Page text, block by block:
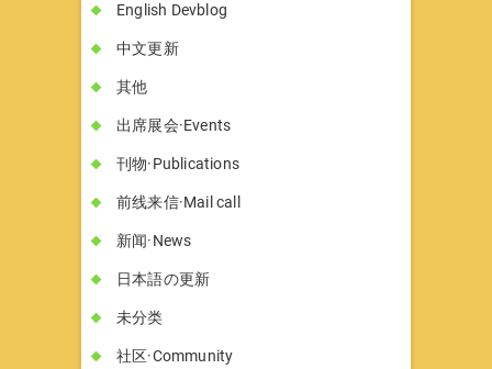
English Devblog
中文更新
其他
出席展会·Events
刊物·Publications
前线来信·Mail call
新闻·News
日本語の更新
未分类
社区·Community